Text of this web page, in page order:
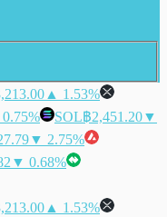
▲ 1.53%
SOL฿2,451.20▼
▼ 2.75%
▼ 0.68%
▲ 1.53%